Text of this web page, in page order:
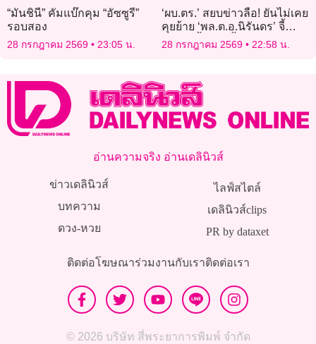
“มันชินี” คัมแบ๊กคุม “อัซซูรี”
รอบสอง
28 กรกฎาคม 2569 23:05 น.
‘ผบ.ตร.’ สยบข่าวลือ! ยันไม่เคย
คุยย้าย ‘พล.ต.อ.นิรันดร’ จี้
ตำรวจตั้งหน้าตั้งตาทำงาน
28 กรกฎาคม 2569 22:58 น.
อ่านความจริง อ่านเดลินิวส์
ข่าวเดลินิวส์
บทความ
ดวง-หวย
ไลฟ์สไตล์
เดลินิวส์clips
PR by dataxet
ติดต่อโฆษณาร่วมงานกับเราติดต่อเรา
© 2026 บริษัท สี่พระยาการพิมพ์ จำกัด